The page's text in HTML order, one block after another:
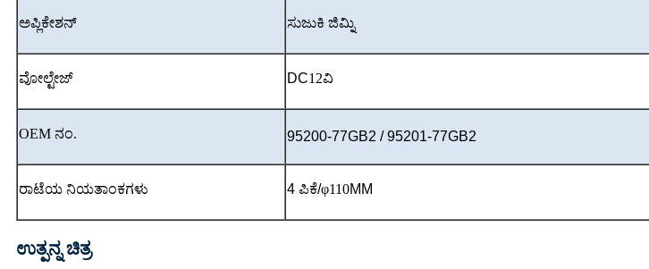
ಅಪ್ಲಿಕೇಶನ್ ಸುಜುಕಿ ಜಿಮ್ನಿ
ವೋಲ್ಟೇಜ್ DC12ವಿ
OEM ನಂ. 95200-77GB2 / 95201-77GB2
ರಾಟೆಯ ನಿಯತಾಂಕಗಳು 4 ಪಿಕೆ/φ110MM
ಉತ್ಪನ್ನ ಚಿತ್ರ